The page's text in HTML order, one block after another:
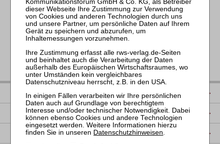
< 108 109 110 111 112 113 114 115
116
IMPRESSUM
DATENSCHUTZ
NUTZUNGSBESTIMMUNGEN/AGB
Datenschutzhinweisen.